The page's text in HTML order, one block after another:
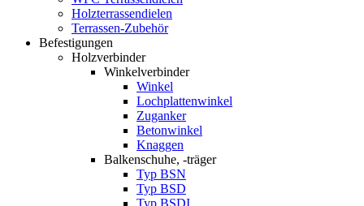
Holzterrassendielen
Terrassen-Zubehör
Befestigungen
Holzverbinder
Winkelverbinder
Winkel
Lochplattenwinkel
Zuganker
Betonwinkel
Knaggen
Balkenschuhe, -träger
Typ BSN
Typ BSD
Typ BSDI